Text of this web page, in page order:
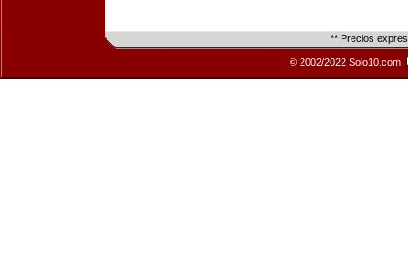
** Precios
© 2002/2022 Solo10.com